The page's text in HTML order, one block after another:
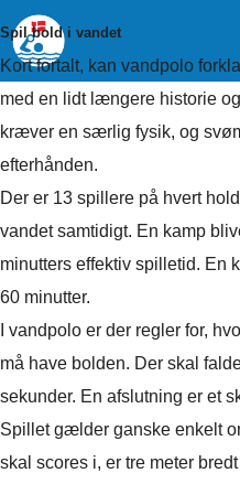
Spil bold i vandet
Kort fortalt, kan vandpolo
med en lidt længere historie
kræver en særlig fysik, og
efterhånden.
Der er 13 spillere på hvert
vandet samtidigt. En kamp
minutters effektiv spilletid. En
60 minutter.
I vandpolo er der regler for,
må have bolden. Der skal
sekunder. En afslutning er et
Spillet gælder ganske enkelt
skal scores i, er tre meter